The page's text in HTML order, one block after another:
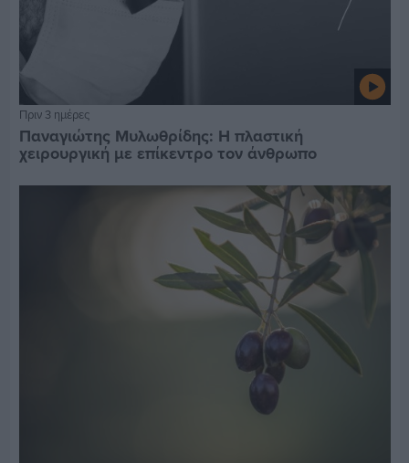
Πριν 3 ημέρες
Παναγιώτης Μυλωθρίδης: Η πλαστική
χειρουργική με επίκεντρο τον άνθρωπο